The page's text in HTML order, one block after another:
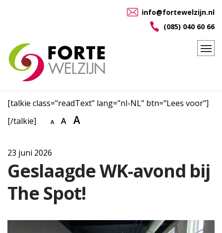
info@fortewelzijn.nl
(085) 040 60 66
[talkie class="readText" lang="nl-NL" btn="Lees voor"]
[/talkie]
A A A
23 juni 2026
Geslaagde WK-avond bij
The Spot!